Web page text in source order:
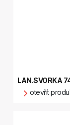
LAN.SVORKA
otevřít